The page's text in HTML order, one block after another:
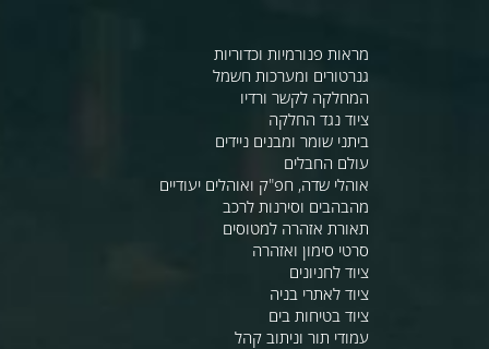
מראות פנורמיות וכדוריות
גנרטורים ומערכות חשמל
המחלקה לקשר ורדיו
ציוד נגד החלקה
ביתני שומר ומבנים ניידים
עולם החבלים
אוהלי שדה, חפ"ק ואוהלים יעודיים
מהבהבים וסירנות לרכב
תאורת אזהרה למטוסים
סרטי סימון ואזהרה
ציוד לחניונים
ציוד לאתרי בניה
ציוד בטיחות בים
עמודי תור וניתוב קהל